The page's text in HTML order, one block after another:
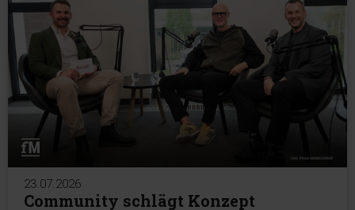
23.07.2026
Community schlägt Konzept